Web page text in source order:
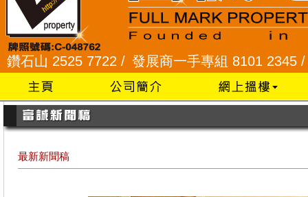
7722 /發展商一手專組 8101 2345 /采頣花
最新新聞稿